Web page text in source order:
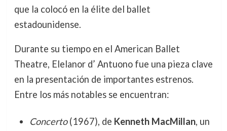
que la colocó en la élite del ballet
estadounidense.
Durante su tiempo en el American Ballet
Theatre, Elelanor d’ Antuono fue una pieza clave
en la presentación de importantes estrenos.
Entre los más notables se encuentran:
Concerto(1967), de Kenneth MacMillan, un